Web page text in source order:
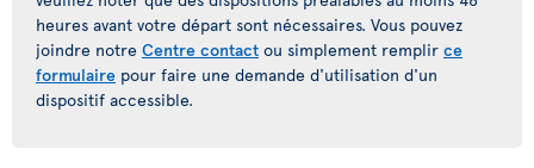
heures avant votre départ sont nécessaires. Vous pouvez
joindre notre Centre contact ou simplement remplir ce
formulaire pour faire une demande d'utilisation d'un
dispositif accessible.